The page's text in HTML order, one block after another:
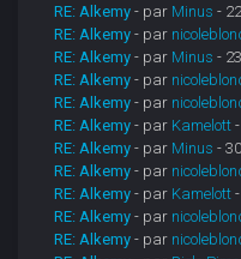
RE: Alkemy - par Minus -
RE: Alkemy - par
RE: Alkemy - par Minus -
RE: Alkemy - par
RE: Alkemy - par
RE: Alkemy - par Kamelott
RE: Alkemy - par Minus -
RE: Alkemy - par
RE: Alkemy - par Kamelott
RE: Alkemy - par
RE: Alkemy - par